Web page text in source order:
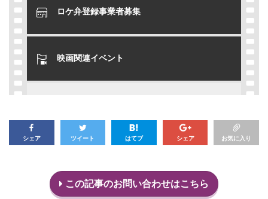
ロケ弁登録事業者募集
映画関連イベント
シェア ツイート はてブ シェア お気に入り
この記事のお問い合わせはこちら